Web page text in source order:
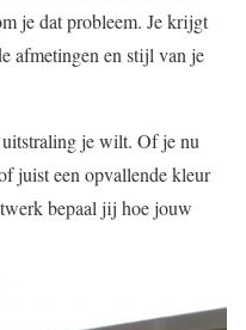
je dat probleem. Je krijgt
afmetingen en stijl van je
je wilt. Of je nu
juist een opvallende kleur
bepaal jij hoe jouw